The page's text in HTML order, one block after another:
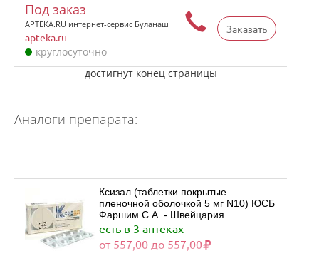
Заказать
Под заказ
APTEKA.RU интернет-сервис Буланаш
apteka.ru
круглосуточно
достигнут конец страницы
Аналоги препарата:
Ксизал (таблетки покрытые
пленочной оболочкой 5 мг N10) ЮСБ
Фаршим С.А. - Швейцария
есть в 3 аптеках
от 557,00 до 557,00